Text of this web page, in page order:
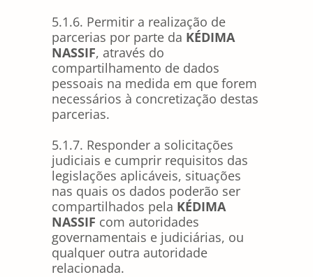
5.1.6. Permitir a realização de
parcerias por parte da KÉDIMA
NASSIF, através do
compartilhamento de dados
pessoais na medida em que forem
necessários à concretização destas
parcerias.
5.1.7. Responder a solicitações
judiciais e cumprir requisitos das
legislações aplicáveis, situações
nas quais os dados poderão ser
compartilhados pela KÉDIMA
NASSIF com autoridades
governamentais e judiciárias, ou
qualquer outra autoridade
relacionada.